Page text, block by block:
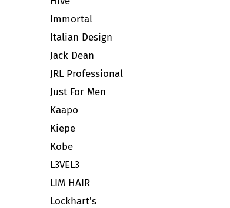
Immortal
Italian Design
Jack Dean
JRL Professional
Just For Men
Kaapo
Kiepe
Kobe
L3VEL3
LIM HAIR
Lockhart's